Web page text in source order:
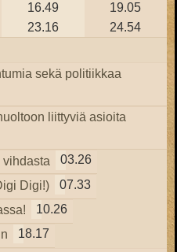
16.49
19.05
23.16
24.54
sekä politiikkaa
liittyviä asioita
03.26
Digi!)
07.33
10.26
18.17